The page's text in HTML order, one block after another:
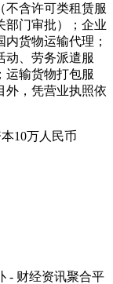
不含许可类租赁服
部门审批）；企业
货物运输代理；
动、劳务派遣服
运输货物打包服
外，凭营业执照依
- 财经资讯聚合平